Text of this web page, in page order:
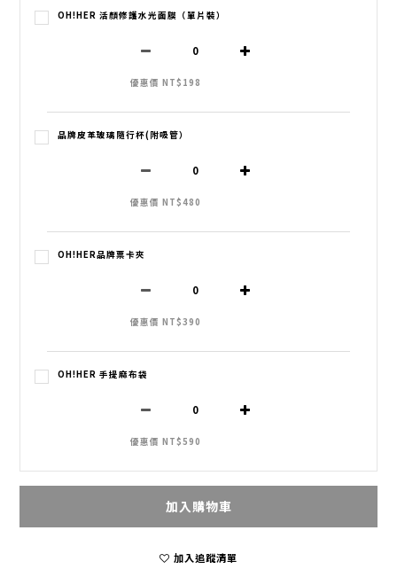
OH!HER 活顏修護水光面膜（單片裝）
優惠價 NT$198
品牌皮革玻璃隨行杯(附吸管）
優惠價 NT$480
OH!HER品牌票卡夾
優惠價 NT$390
OH!HER 手提麻布袋
優惠價 NT$590
加入購物車
加入追蹤清單